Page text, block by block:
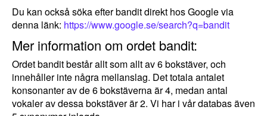
Du kan också söka efter bandit direkt hos Google via
denna länk: https://www.google.se/search?q=bandit
Mer information om ordet bandit:
Ordet bandit består allt som allt av 6 bokstäver, och
innehåller inte några mellanslag. Det totala antalet
konsonanter av de 6 bokstäverna är 4, medan antal
vokaler av dessa bokstäver är 2. Vi har i vår databas även